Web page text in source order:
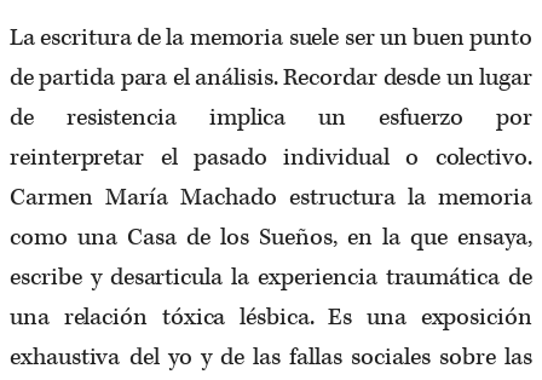
La escritura de la memoria suele ser un buen punto
de partida para el análisis. Recordar desde un lugar
de resistencia implica un esfuerzo por
reinterpretar el pasado individual o colectivo.
Carmen María Machado estructura la memoria
como una Casa de los Sueños, en la que ensaya,
escribe y desarticula la experiencia traumática de
una relación tóxica lésbica. Es una exposición
exhaustiva del yo y de las fallas sociales sobre las